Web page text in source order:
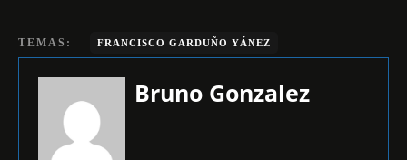
TEMAS: FRANCISCO GARDUÑO YÁNEZ
Bruno Gonzalez